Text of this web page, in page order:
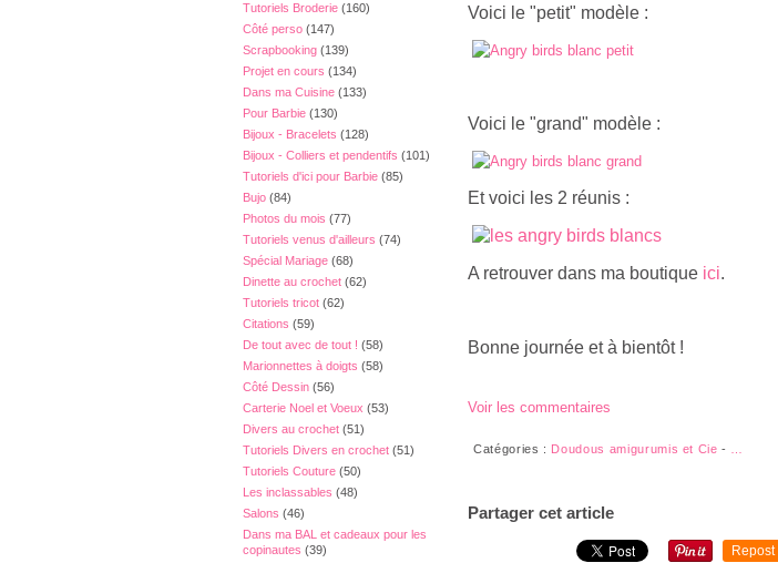
Tutoriels Broderie (160)
Côté perso (147)
Scrapbooking (139)
Projet en cours (134)
Dans ma Cuisine (133)
Pour Barbie (130)
Bijoux - Bracelets (128)
Bijoux - Colliers et pendentifs (101)
Tutoriels d'ici pour Barbie (85)
Bujo (84)
Photos du mois (77)
Tutoriels venus d'ailleurs (74)
Spécial Mariage (68)
Dinette au crochet (62)
Tutoriels tricot (62)
Citations (59)
De tout avec de tout ! (58)
Marionnettes à doigts (58)
Côté Dessin (56)
Carterie Noel et Voeux (53)
Divers au crochet (51)
Tutoriels Divers en crochet (51)
Tutoriels Couture (50)
Les inclassables (48)
Salons (46)
Dans ma BAL et cadeaux pour les
copinautes (39)
Voici le "petit" modèle :
Voici le "grand" modèle :
Et voici les 2 réunis :
A retrouver dans ma boutique ici.
Bonne journée et à bientôt !
Voir les commentaires
Catégories : Doudous amigurumis et Cie -
Partager cet article
Repost